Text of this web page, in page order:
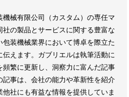
械有限公司（カスタム）の専任マ
の製品とサービスに関する豊富な
装機械業界において博卓を際立た
えます。ガブリエルは執筆活動に
繁に更新し、洞察力に富んだ記事
事は、会社の能力や革新性を紹介
社にも有益な情報を提供していま